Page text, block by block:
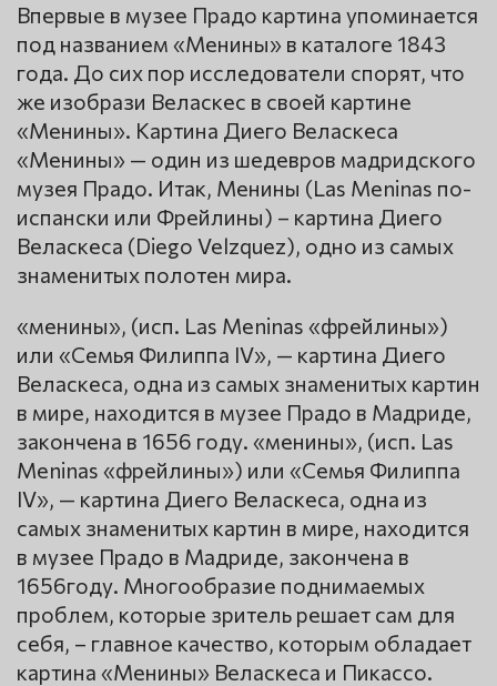
Впервые в музее Прадо картина упоминается
под названием «Менины» в каталоге 1843
года. До сих пор исследователи спорят, что
же изобрази Веласкес в своей картине
«Менины». Картина Диего Веласкеса
«Менины» — один из шедевров мадридского
музея Прадо. Итак, Менины (Las Meninas по-
испански или Фрейлины) – картина Диего
Веласкеса (Diego Velzquez), одно из самых
знаменитых полотен мира.
«менины», (исп. Las Meninas «фрейлины»)
или «Семья Филиппа IV», — картина Диего
Веласкеса, одна из самых знаменитых картин
в мире, находится в музее Прадо в Мадриде,
закончена в 1656 году. «менины», (исп. Las
Meninas «фрейлины») или «Семья Филиппа
IV», — картина Диего Веласкеса, одна из
самых знаменитых картин в мире, находится
в музее Прадо в Мадриде, закончена в
1656году. Многообразие поднимаемых
проблем, которые зритель решает сам для
себя, – главное качество, которым обладает
картина «Менины» Веласкеса и Пикассо.